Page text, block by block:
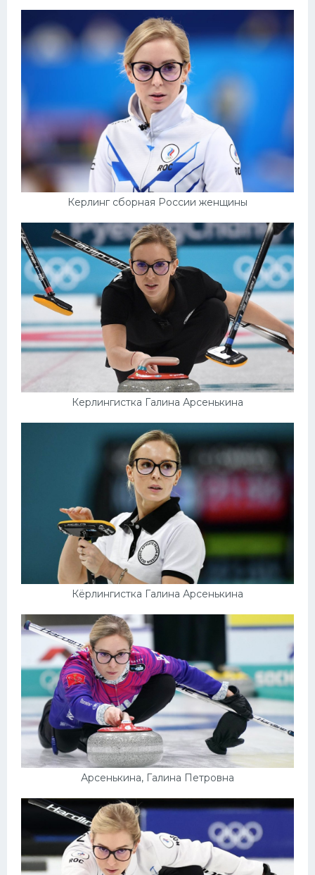
Керлинг сборная России женщины
Керлингистка Галина Арсенькина
Кёрлингистка Галина Арсенькина
Арсенькина, Галина Петровна